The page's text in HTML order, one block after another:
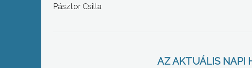
Pásztor Csilla
AZ AKTUÁLIS NAPI